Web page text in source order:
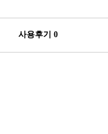
사용후기 0